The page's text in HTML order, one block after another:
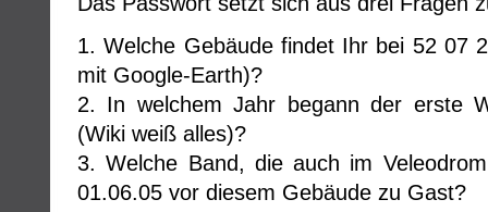
1. Welche Gebäude findet Ihr bei 52 07
mit Google-Earth)?
2. In welchem Jahr begann der erste
(Wiki weiß alles)?
3. Welche Band, die auch im
01.06.05 vor diesem Gebäude zu Gast?